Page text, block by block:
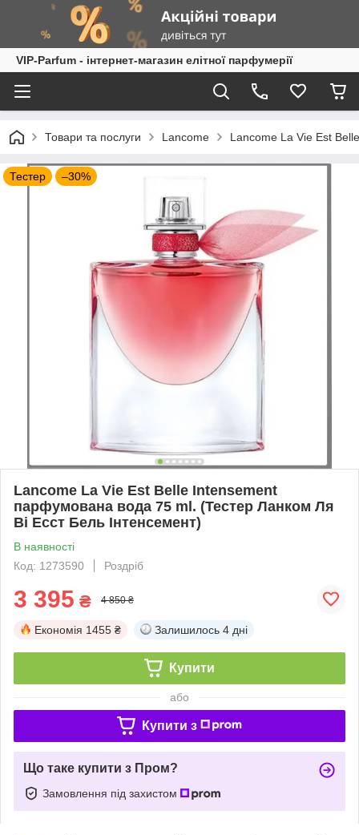
VIP-Parfum - інтернет-магазин елітної парфумерії
Товари та послуги Lancome Lancome La Vie Est
Тестер –30%
Lancome La Vie Est Belle Intensement
парфумована вода 75 ml. (Тестер Ланком Ля
Ві Есст Бель Інтенсемент)
В наявності
Код: 1273590
Роздріб
3 395 ₴ 4 850 ₴
Економія 1455 ₴ Залишилось 4 дні
Купити
або
Купити з
Що таке купити з Пром?
Замовлення під захистом